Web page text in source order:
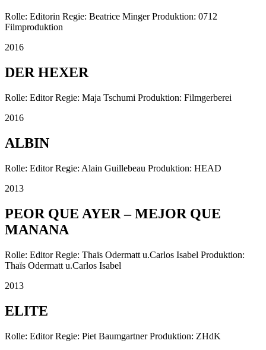
Rolle: Editorin Regie: Beatrice Minger Produktion: 0712
Filmproduktion
2016
DER HEXER
Rolle: Editor Regie: Maja Tschumi Produktion: Filmgerberei
2016
ALBIN
Rolle: Editor Regie: Alain Guillebeau Produktion: HEAD
2013
PEOR QUE AYER – MEJOR QUE
MANANA
Rolle: Editor Regie: Thaïs Odermatt u.Carlos Isabel Produktion:
Thaïs Odermatt u.Carlos Isabel
2013
ELITE
Rolle: Editor Regie: Piet Baumgartner Produktion: ZHdK